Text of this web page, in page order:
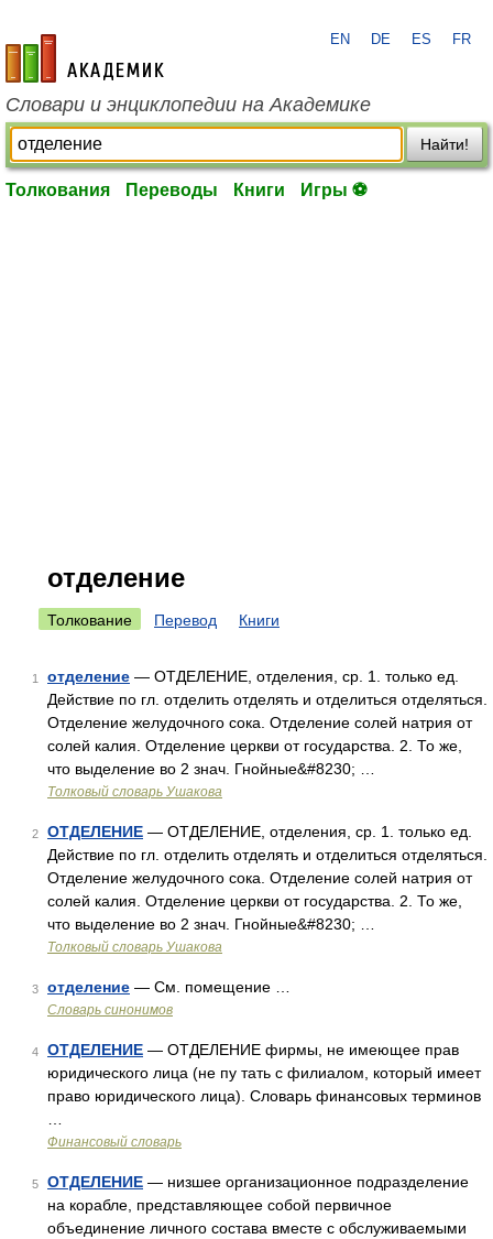
academic.ru
EN DE ES FR
Словари и энциклопедии на Академике
Найти!
Толкования Переводы Книги Игры ⚽
отделение
Толкование Перевод Книги
1 отделение — ОТДЕЛЕНИЕ, отделения, ср. 1. только ед.
Действие по гл. отделить отделять и отделиться отделяться.
Отделение желудочного сока. Отделение солей натрия от
солей калия. Отделение церкви от государства. 2. То же,
что выделение во 2 знач. Гнойные&#8230; …
Толковый словарь Ушакова
2 ОТДЕЛЕНИЕ — ОТДЕЛЕНИЕ, отделения, ср. 1. только ед.
Действие по гл. отделить отделять и отделиться отделяться.
Отделение желудочного сока. Отделение солей натрия от
солей калия. Отделение церкви от государства. 2. То же,
что выделение во 2 знач. Гнойные&#8230; …
Толковый словарь Ушакова
3 отделение — См. помещение …
Словарь синонимов
4 ОТДЕЛЕНИЕ — ОТДЕЛЕНИЕ фирмы, не имеющее прав
юридического лица (не пу тать с филиалом, который имеет
право юридического лица). Словарь финансовых терминов
Финансовый словарь
5 ОТДЕЛЕНИЕ — низшее организационное подразделение
на корабле, представляющее собой первичное
объединение личного состава вместе с обслуживаемыми